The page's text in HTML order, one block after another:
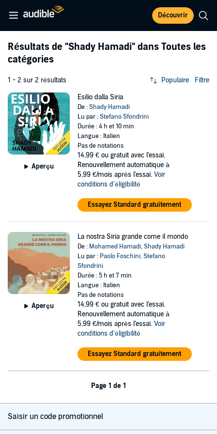
Découvrir
Résultats de "Shady Hamadi" dans Toutes les
catégories
1 - 2 sur 2 résultats Populaire Filtre
Aperçu
Esilio dalla Siria
De :Shady Hamadi
Lu par :Stefano Sfondrini
Durée : 4 h et 10 min
Langue : Italien
Pas de notations
14,99 € ou gratuit avec l'essai.
Renouvellement automatique à
5,99 €/mois après l'essai. Voir
conditions d'éligibilité
Essayez Standard gratuitement
Aperçu
La nostra Siria grande come il mondo
De : Mohamed Hamadi,Shady Hamadi
Lu par : Paolo Foschini,Stefano
Sfondrini
Durée : 5 h et 7 min
Langue : Italien
Pas de notations
14,99 € ou gratuit avec l'essai.
Renouvellement automatique à
5,99 €/mois après l'essai. Voir
conditions d'éligibilité
Essayez Standard gratuitement
Page 1 de 1
Saisir un code promotionnel